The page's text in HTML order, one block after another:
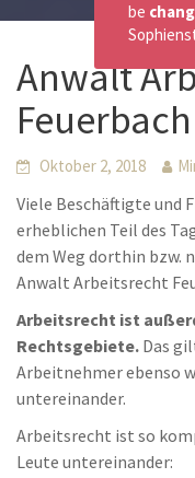
Anwalt
Oktober 2, 2018
Viele Beschäftigte und
erheblichen Teil des
dem Weg dorthin bzw.
Anwalt Arbeitsrecht
Arbeitsrecht ist
Rechtsgebiete. Das
Arbeitnehmer ebenso
untereinander.
Arbeitsrecht ist so
Leute untereinander:
be